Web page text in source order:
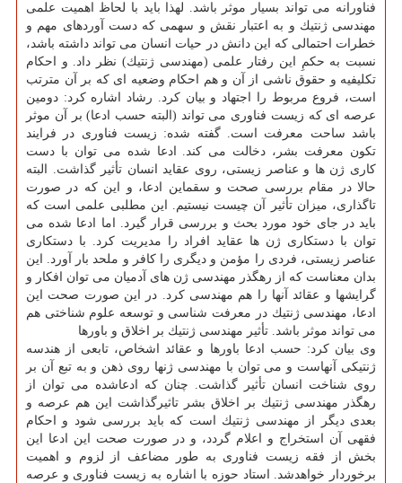
فناورانه می تواند بسیار موثر باشد. لهذا باید با لحاظ اهمیت علمی
مهندسی ژنتیك و به اعتبار نقش و سهمی كه دست آوردهای مهم و
خطرات احتمالی كه این دانش در حیات انسان می تواند داشته باشد،
نسبت به حكمِ این رفتار علمی (مهندسی ژنتیك) نظر داد. و احكام
تكلیفیه و حقوق ناشی از آن و هم احكام وضعیه ای كه بر آن مترتب
است، فروع مربوط را اجتهاد و بیان كرد. رشاد اشاره كرد: دومین
عرصه ای كه زیست فناوری می تواند (البته حسب ادعا) بر آن موثر
باشد ساحت معرفت است. گفته شده: زیست فناوری در فرایند
تكون معرفت بشر، دخالت می كند. ادعا شده می توان با دست
كاری ژن ها و عناصر زیستی، روی عقاید انسان تأثیر گذاشت. البته
حالا در مقام بررسی صحت و سقماین ادعا، و این كه در صورت
تاگذاری، میزان تأثیر آن چیست نیستیم. این مطلبی علمی است كه
باید در جای خود مورد بحث و بررسی قرار گیرد. اما ادعا شده می
توان با دستكاری ژن ها عقاید افراد را مدیریت كرد. با دستكاری
عناصر زیستی، فردی را مؤمن و دیگری را كافر و ملحد بار آورد. این
بدان معناست كه از رهگذر مهندسی ژن های آدمیان می توان افكار و
گرایشها و عقائد آنها را هم مهندسی كرد. در این صورت صحت این
ادعا، مهندسی ژنتیك در معرفت شناسی و توسعه علوم شناختی هم
می تواند موثر باشد. تأثیر مهندسی ژنتیك بر اخلاق و باورها
وی بیان كرد: حسب ادعا باورها و عقائد اشخاص، تابعی از هندسه
ژنتیكی آنهاست و می توان با مهندسی ژنها روی ذهن و به تبع آن بر
روی شناخت انسان تأثیر گذاشت. چنان كه ادعاشده می توان از
رهگذر مهندسی ژنتیك بر اخلاق بشر تاثیرگذاشت این هم عرصه و
بعدی دیگر از مهندسی ژنتیك است كه باید بررسی شود و احكام
فقهی آن استخراج و اعلام گردد، و در صورت صحت این ادعا این
بخش از فقه زیست فناوری به طور مضاعف از لزوم و اهمیت
برخوردار خواهدشد. استاد حوزه با اشاره به زیست فناوری و عرصه